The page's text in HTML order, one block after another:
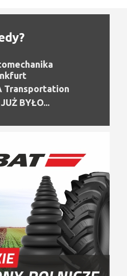
Transportation
BYŁO...